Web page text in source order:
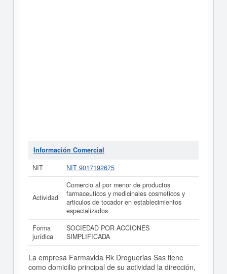
Información Comercial
NIT
NIT 9017192675
Actividad
Comercio al por menor de productos
farmaceuticos y medicinales cosmeticos y
articulos de tocador en establecimientos
especializados
Forma
jurídica
SOCIEDAD POR ACCIONES
SIMPLIFICADA
La empresa Farmavida Rk Droguerias Sas tiene
como domicilio principal de su actividad la dirección,